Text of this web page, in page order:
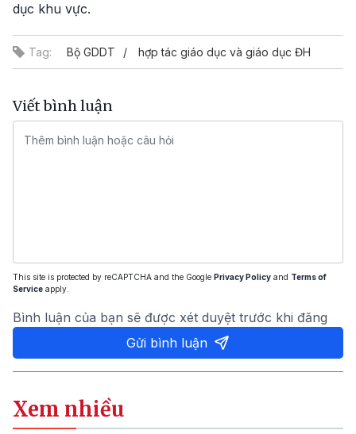
dục khu vực.
Tag: Bộ GDDT hợp tác giáo dục và giáo dục ĐH
Viết bình luận
This site is protected by reCAPTCHA and the Google Privacy Policy and Terms of
Service apply.
Bình luận của bạn sẽ được xét duyệt trước khi đăng
Gửi bình luận
Xem nhiều